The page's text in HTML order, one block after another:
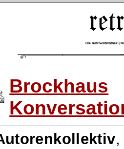
Die Retro-Bibliothek |
Brockhaus